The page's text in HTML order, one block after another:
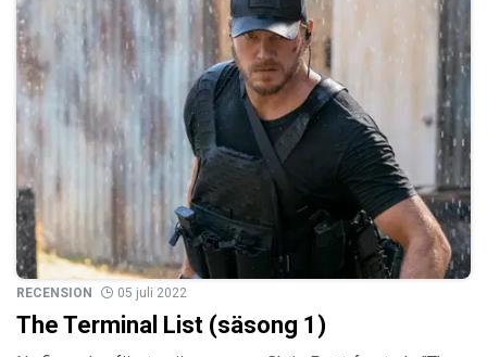
RECENSION 05 juli 2022
The Terminal List (säsong 1)